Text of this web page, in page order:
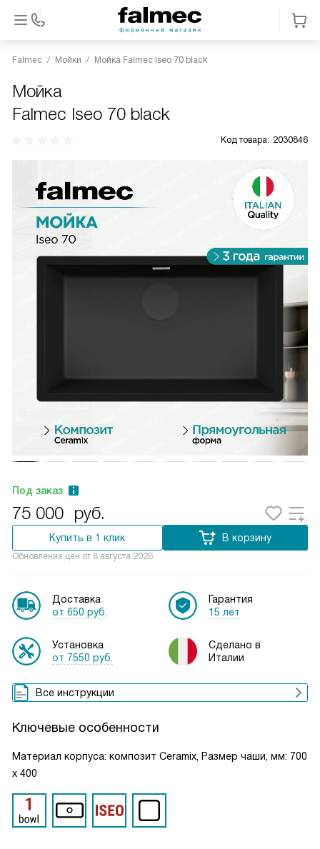
Falmec Мойки Мойка Falmec Iseo 70 black
Мойка
Falmec Iseo 70 black
Код товара: 2030846
Под заказ
75 000 руб.
Купить в 1 клик В корзину
Обновление цен от 8 августа 2026
Доставка
от 650 руб.
Установка
от 7550 руб.
Гарантия
15 лет
Сделано в
Италии
Все инструкции
Ключевые особенности
Материал корпуса: композит Ceramix, Размер чаши, мм: 700
х 400